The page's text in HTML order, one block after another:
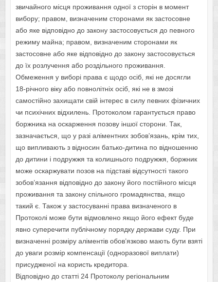
звичайного місця проживання одної з сторін в момент
вибору; правом, визначеним сторонами як застосовне
або яке відповідно до закону застосовується до певного
режиму майна; правом, визначеним сторонами як
застосовне або яке відповідно до закону застосовується
до їх розлучення або роздільного проживання.
Обмеження у виборі права є щодо осіб, які не досягли
18-річного віку або повнолітніх осіб, які не в змозі
самостійно захищати свій інтерес в силу певних фізичних
чи психічних відхилень. Протоколом гарантується право
боржника на оскарження позову іншої сторони. Так,
зазначається, що у разі аліментних зобов’язань, крім тих,
що випливають з відносин батько-дитина по відношенню
до дитини і подружжя та колишнього подружжя, боржник
може оскаржувати позов на підставі відсутності такого
зобов’язання відповідно до закону його постійного місця
проживання та закону спільного громадянства, якщо
такий є. Також у застосуванні права визначеного в
Протоколі може бути відмовлено якщо його ефект буде
явно суперечити публічному порядку держави суду. При
визначенні розміру аліментів обов’язково мають бути взяті
до уваги розмір компенсації (одноразової виплати)
присудженої на користь кредитора.
Відповідно до статті 24 Протоколу регіональним